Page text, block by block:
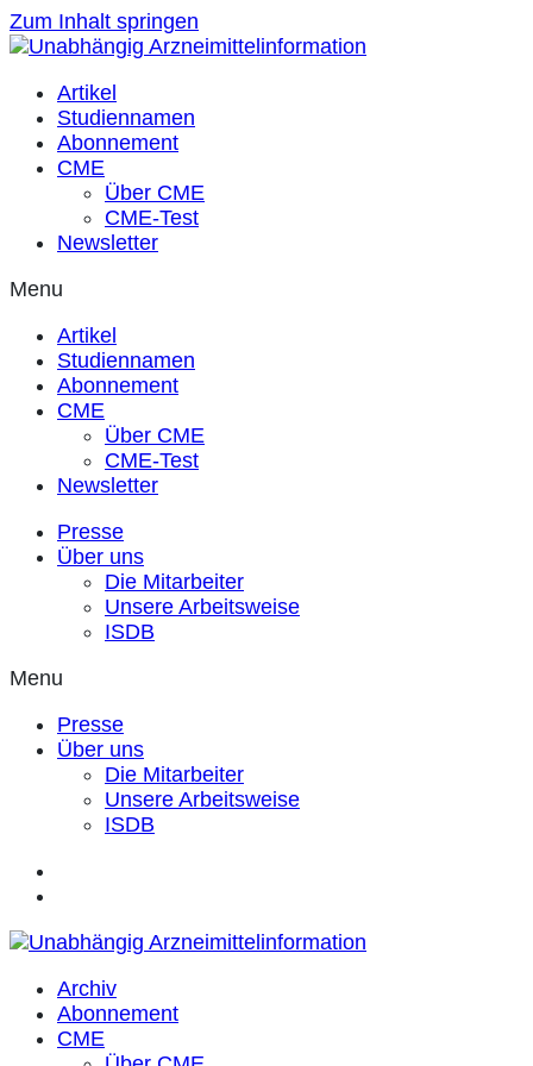
Zum Inhalt springen
Artikel
Studiennamen
Abonnement
CME
Über CME
CME-Test
Newsletter
Menu
Artikel
Studiennamen
Abonnement
CME
Über CME
CME-Test
Newsletter
Presse
Über uns
Die Mitarbeiter
Unsere Arbeitsweise
ISDB
Menu
Presse
Über uns
Die Mitarbeiter
Unsere Arbeitsweise
ISDB
Archiv
Abonnement
CME